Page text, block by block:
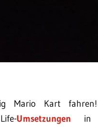
Mario Kart
Umsetzungen